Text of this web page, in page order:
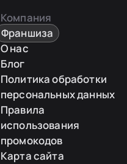
Компания
Франшиза
О нас
Блог
Политика обработки
персональных данных
Правила
использования
промокодов
Карта сайта